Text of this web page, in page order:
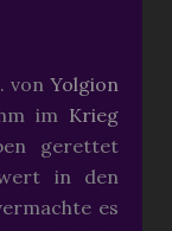
vonYolgion
im Krieg
gerettet
in den
es